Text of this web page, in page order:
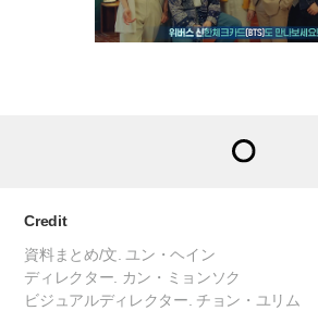
Credit
資料まとめ/文. ユン・ヘイン
ディレクター. カン・ミョンソク
ビジュアルディレクター. チョン・ユリム